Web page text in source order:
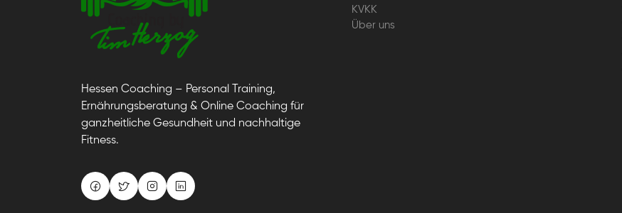
Hessen Coaching – Personal Training,
Ernährungsberatung & Online Coaching für
ganzheitliche Gesundheit und nachhaltige
Fitness.
KVKK
Über uns